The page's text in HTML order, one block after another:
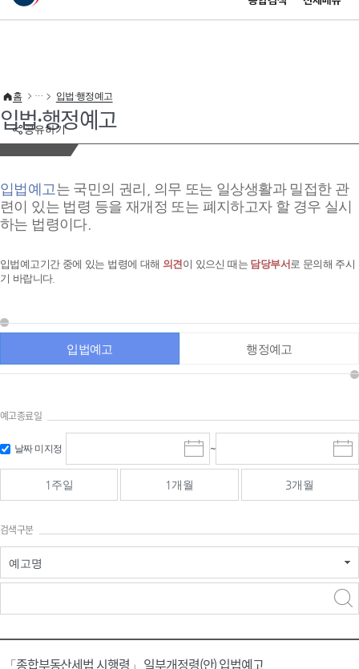
이 누리집은 대한민국 공식 전자정부 누리집입니다.
공유하기
홈 입법·행정예고
입법·행정예고
입법예고는 국민의 권리, 의무 또는 일상생활과 밀접한 관
련이 있는 법령 등을 재개정 또는 폐지하고자 할 경우 실시
하는 법령이다.
입법예고기간 중에 있는 법령에 대해 의견이 있으신 때는 담당부서 로 문의해 주시
기 바랍니다.
입법예고 행정예고
예고종료일
날짜 미지정
시
작
일
선
~
종
료
선
1주일 1개월 3개월
검색구분
예고명
「종합부동산세법 시행령」 일부개정령(안) 입법예고